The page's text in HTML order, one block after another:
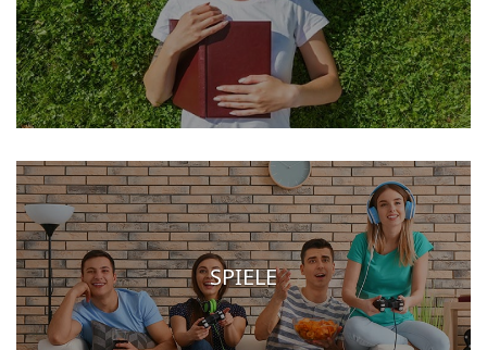
SPIELE